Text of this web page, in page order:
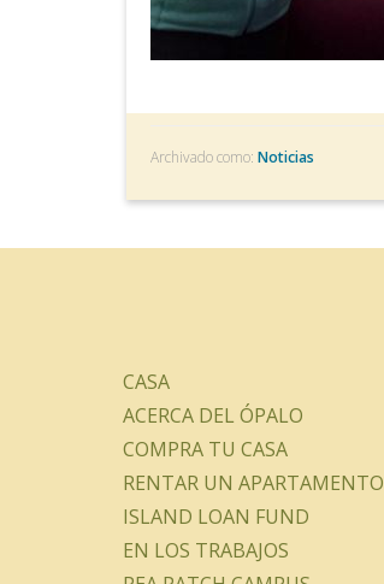
Archivado como: Noticias
CASA
ACERCA DEL ÓPALO
COMPRA TU CASA
RENTAR UN APARTAMENTO
ISLAND LOAN FUND
EN LOS TRABAJOS